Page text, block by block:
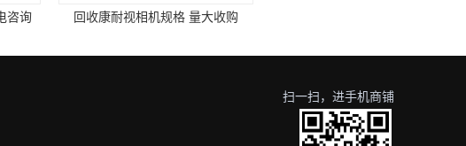
回收康耐视相机规格 量大收购
扫一扫，进手机商铺